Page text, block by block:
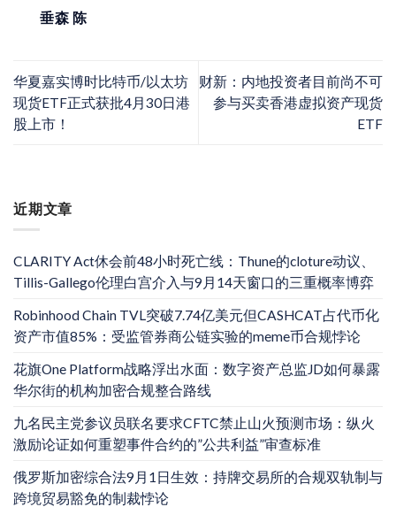
近期文章
CLARITY Act休会前48小时死亡线：Thune的cloture动议、
Tillis-Gallego伦理白宫介入与9月14天窗口的三重概率博弈
Robinhood Chain TVL突破7.74亿美元但CASHCAT占代币化
资产市值85%：受监管券商公链实验的meme币合规悖论
花旗One Platform战略浮出水面：数字资产总监JD如何暴露
华尔街的机构加密合规整合路线
九名民主党参议员联名要求CFTC禁止山火预测市场：纵火
激励论证如何重塑事件合约的”公共利益”审查标准
俄罗斯加密综合法9月1日生效：持牌交易所的合规双轨制与
跨境贸易豁免的制裁悖论
垂森 陈
华夏嘉实博时比特币/以太坊
现货ETF正式获批4月30日港
股上市！
财新：内地投资者目前尚不可
参与买卖香港虚拟资产现货
ETF